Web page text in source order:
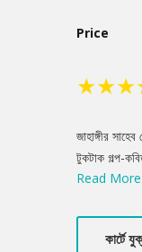
Price
★★★
Product
জাহাঙ্গীর
টুকটাক গল্প-
কাটিয়েছেন।
কর্তন করলেই
Read
কার্টে